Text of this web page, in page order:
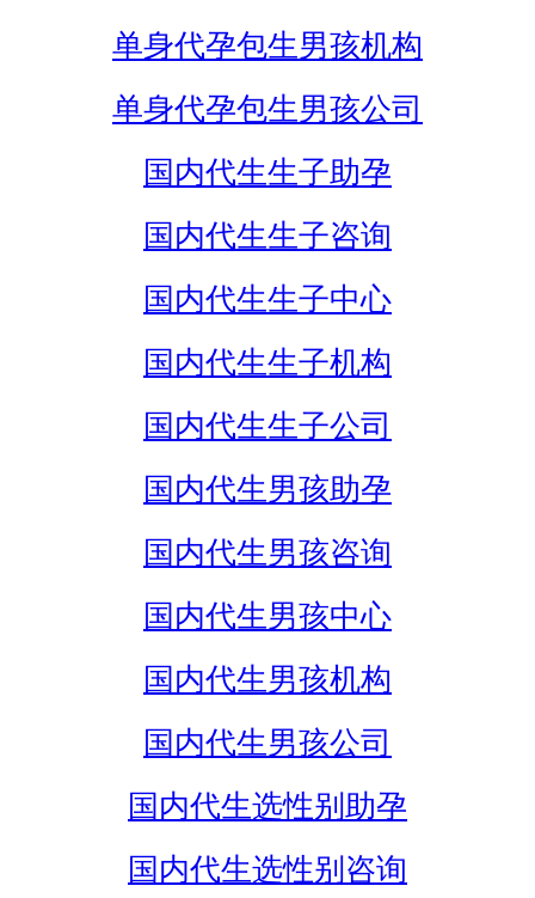
单身代孕包生男孩机构
单身代孕包生男孩公司
国内代生生子助孕
国内代生生子咨询
国内代生生子中心
国内代生生子机构
国内代生生子公司
国内代生男孩助孕
国内代生男孩咨询
国内代生男孩中心
国内代生男孩机构
国内代生男孩公司
国内代生选性别助孕
国内代生选性别咨询